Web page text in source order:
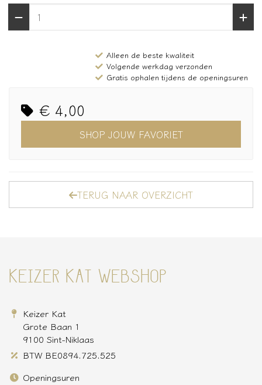
Alleen de beste kwaliteit
Volgende werkdag verzonden
Gratis ophalen tijdens de openingsuren
€ 4,00
SHOP JOUW FAVORIET
TERUG NAAR OVERZICHT
KEIZER KAT WEBSHOP
Keizer Kat
Grote Baan 1
9100 Sint-Niklaas
BTW BE0894.725.525
Openingsuren